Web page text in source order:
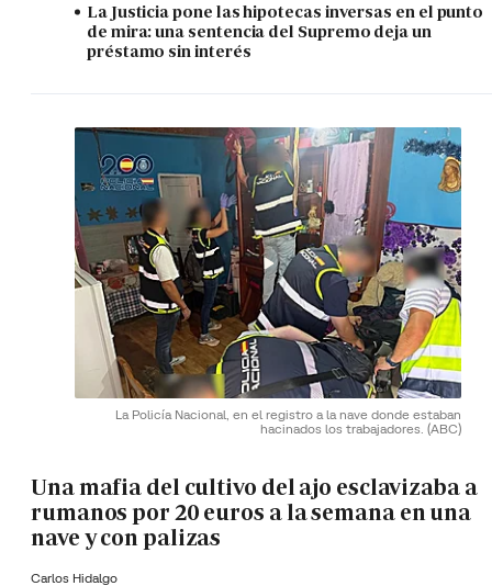
La Justicia pone las hipotecas inversas en el punto
de mira: una sentencia del Supremo deja un
préstamo sin interés
La Policía Nacional, en el registro a la nave donde estaban
hacinados los trabajadores. (ABC)
Una mafia del cultivo del ajo esclavizaba a
rumanos por 20 euros a la semana en una
nave y con palizas
Carlos Hidalgo